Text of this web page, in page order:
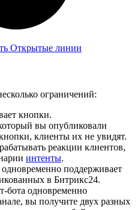
Открытые линии
ограничений:
кнопки.
вы опубликовали
клиенты их не увидят.
реакции клиентов,
интенты.
поддерживает
в Битрикс24.
бота одновременно
вы получите двух разных